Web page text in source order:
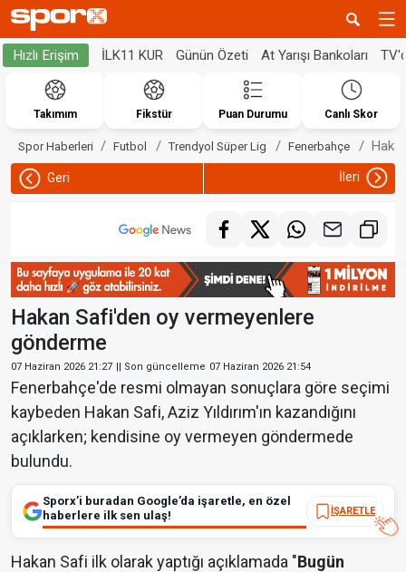
Hızlı Erişim İLK11 KUR Günün Özeti At Yarışı Bankoları
Takımım Fikstür Puan Durumu Canlı Skor
Spor Haberleri Futbol Trendyol Süper Lig Fenerbahçe
Geri İleri
Hakan Safi'den oy vermeyenlere
gönderme
07 Haziran 2026 21:27 || Son güncelleme 07 Haziran 2026 21:54
Fenerbahçe'de resmi olmayan sonuçlara göre seçimi
kaybeden Hakan Safi, Aziz Yıldırım'ın kazandığını
açıklarken; kendisine oy vermeyen göndermede
bulundu.
Sporx’i buradan Google’da işaretle, en özel
haberlere ilk sen ulaş!
İŞARETLE
Hakan Safi ilk olarak yaptığı açıklamada "Bugün